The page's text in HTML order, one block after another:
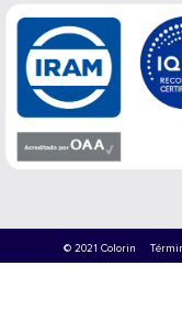
© 2021 Colorin